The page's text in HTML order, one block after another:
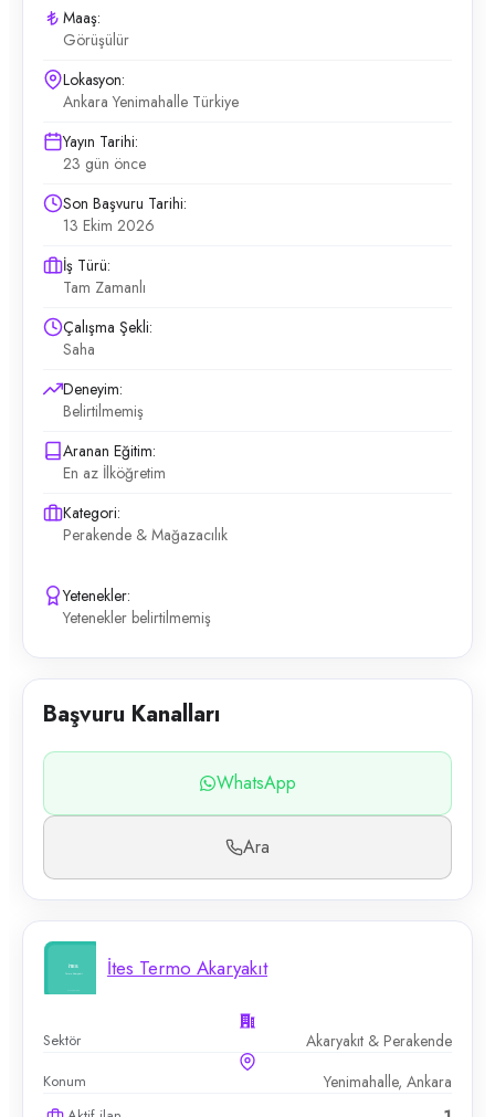
Maaş:
Görüşülür
Lokasyon:
Ankara Yenimahalle Türkiye
Yayın Tarihi:
23 gün önce
Son Başvuru Tarihi:
13 Ekim 2026
İş Türü:
Tam Zamanlı
Çalışma Şekli:
Saha
Deneyim:
Belirtilmemiş
Aranan Eğitim:
En az İlköğretim
Kategori:
Perakende & Mağazacılık
Yetenekler:
Yetenekler belirtilmemiş
Başvuru Kanalları
WhatsApp
Ara
İtes Termo Akaryakıt
Sektör Akaryakıt & Perakende
Konum Yenimahalle, Ankara